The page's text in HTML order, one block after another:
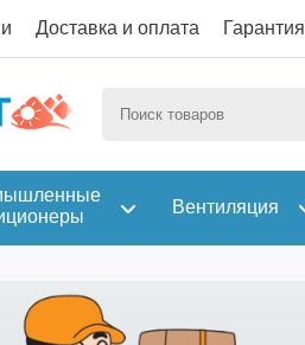
Доставка и оплата Гарантия
Вентиляция